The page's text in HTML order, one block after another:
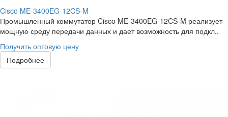
Cisco ME-3400EG-12CS-M
Промышленный коммутатор Cisco ME-3400EG-12CS-M реализует
мощную среду передачи данных и дает возможность для подкл..
Получить оптовую цену
Подробнее